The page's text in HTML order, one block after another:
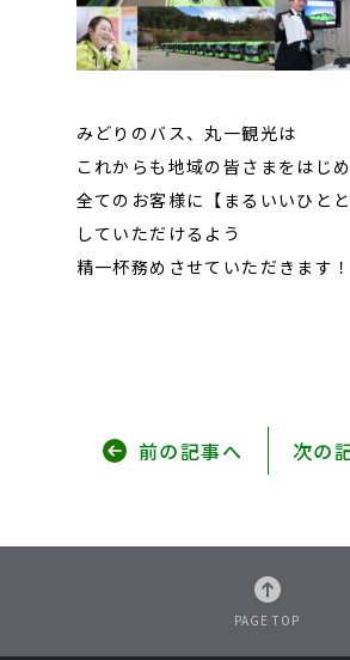
みどりのバス、丸一観光は
これからも地域の皆さまをはじめ
全てのお客様に【まるいいひと
していただけるよう
精一杯務めさせていただきます！
前の記事へ 次の
PAGE TOP